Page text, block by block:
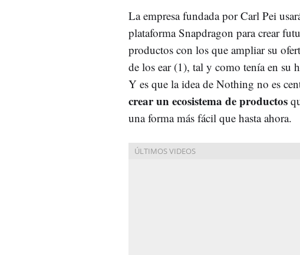
La empresa fundada por Carl Pei
plataforma Snapdragon para crear
productos con los que ampliar su
de los ear (1), tal y como tenía en su
Y es que la idea de Nothing no es
crear un ecosistema de productos
una forma más fácil que hasta ahora.